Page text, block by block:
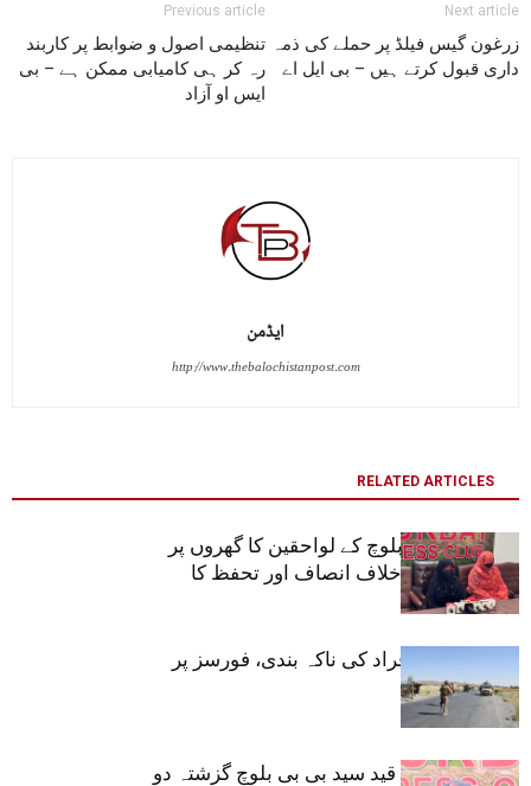
Previous article
تنظیمی اصول و ضوابط پر کاربند
رہ کر ہی کامیابی ممکن ہے – بی
ایس او آزاد
Next article
زرغون گیس فیلڈ پر حملے کی ذمہ
داری قبول کرتے ہیں – بی ایل اے
ایڈمن
http://www.thebalochistanpost.com
RELATED ARTICLES
تربت : ظریف بلوچ کے لواحقین کا گھروں پر
کارروائیوں کے خلاف انصاف اور تحفظ کا
مطالبہ
تربت: مسلح افراد کی ناکہ بندی، فورسز پر
حملہ
تربت:جیل میں قید سید بی بی بلوچ گزشتہ دو